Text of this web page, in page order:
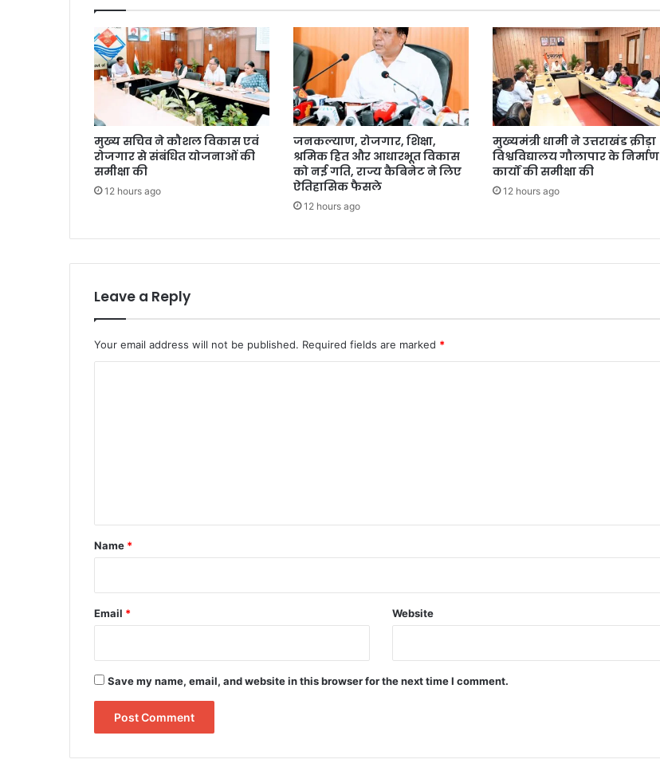
मुख्य सचिव ने कौशल विकास एवं
रोजगार से संबंधित योजनाओं की
समीक्षा की
12 hours ago
जनकल्याण, रोजगार, शिक्षा,
श्रमिक हित और आधारभूत विकास
को नई गति, राज्य कैबिनेट ने लिए
ऐतिहासिक फैसले
12 hours ago
मुख्यमंत्री धामी ने उत्तराखंड क्रीड़ा
विश्वविद्यालय गौलापार के निर्माण
कार्यों की समीक्षा की
12 hours ago
Leave a Reply
Your email address will not be published. Required fields are marked *
*
Name *
Email * Website
Save my name, email, and website in this browser for the next time I comment.